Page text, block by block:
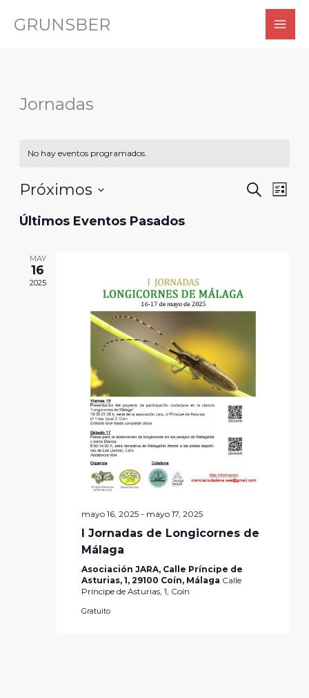
GRUNSBER
Jornadas
No hay eventos programados.
Navegación
BUSCAR
LISTA
Próximos
la
Últimos Eventos Pasados
MAY
16
2025
mayo 16, 2025 - mayo 17, 2025
I Jornadas de Longicornes de
Málaga
Asociación JARA, Calle Príncipe de
Asturias, 1, 29100 Coín, Málaga Calle
Príncipe de Asturias, 1, Coín
Gratuito